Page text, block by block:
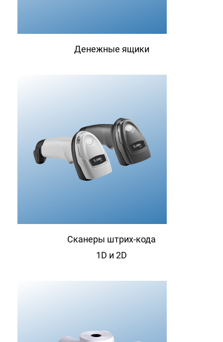
Денежные ящики
Сканеры штрих-кода
1D и 2D